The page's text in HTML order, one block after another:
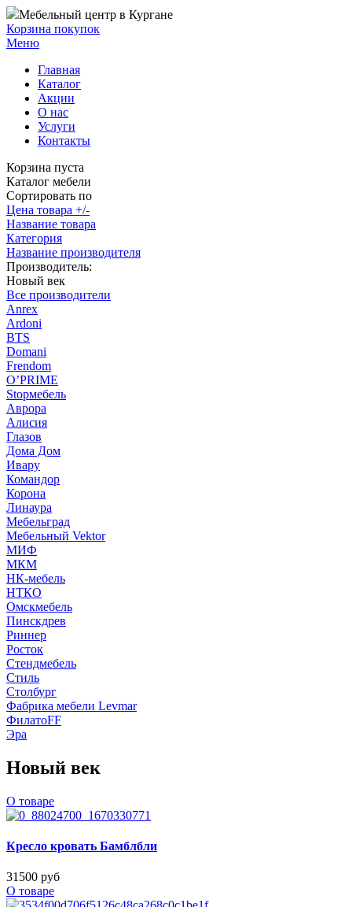
Мебельный центр в Кургане
Корзина покупок
Меню
Главная
Каталог
Акции
О нас
Услуги
Контакты
Корзина пуста
Каталог мебели
Сортировать по
Цена товара +/-
Название товара
Категория
Название производителя
Производитель:
Новый век
Все производители
Anrex
Ardoni
BTS
Domani
Frendom
O’PRIME
Stopмебель
Аврора
Алисия
Глазов
Дома Дом
Ивару
Командор
Корона
Линаура
Мебельград
Мебельный Vektor
МИФ
МКМ
НК-мебель
НТКО
Омскмебель
Пинскдрев
Риннер
Росток
Стендмебель
Стиль
Столбург
Фабрика мебели Levmar
ФилатоFF
Эра
Новый век
О товаре
Кресло кровать Бамблбли
31500 руб
О товаре